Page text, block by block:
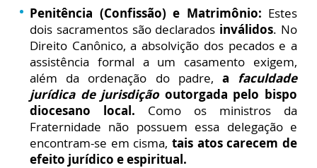
Penitência (Confissão) e Matrimônio: Estes
dois sacramentos são declarados inválidos. No
Direito Canônico, a absolvição dos pecados e a
assistência formal a um casamento exigem,
além da ordenação do padre, a faculdade
jurídica de jurisdição outorgada pelo bispo
diocesano local. Como os ministros da
Fraternidade não possuem essa delegação e
encontram-se em cisma, tais atos carecem de
efeito jurídico e espiritual.